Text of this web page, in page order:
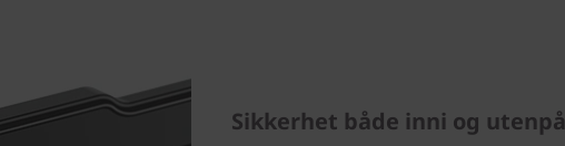
Sikkerhet både inni og utenpå